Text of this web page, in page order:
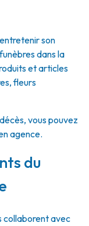
son
dans la
et articles
fleurs
vous pouvez
agence.
du
collaborent avec